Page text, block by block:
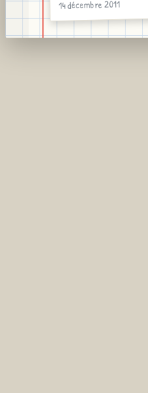
14 décembre 2011